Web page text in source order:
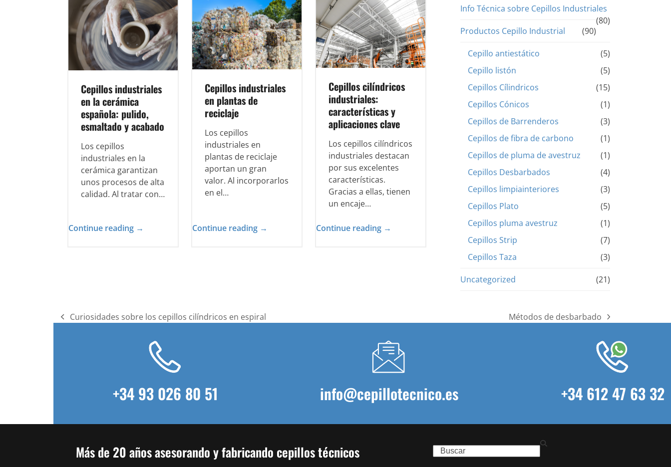
Cepillos industriales
en la cerámica
española: pulido,
esmaltado y acabado
Los cepillos
industriales en la
cerámica garantizan
unos procesos de alta
calidad. Al tratar con…
Continue reading →
Cepillos industriales
en plantas de
reciclaje
Los cepillos
industriales en
plantas de reciclaje
aportan un gran
valor. Al incorporarlos
en el…
Continue reading →
Cepillos cilíndricos
industriales:
características y
aplicaciones clave
Los cepillos cilíndricos
industriales destacan
por sus excelentes
características.
Gracias a ellas, tienen
un encaje…
Continue reading →
Info Técnica sobre Cepillos Industriales
(80)
Productos Cepillo Industrial
(90)
Cepillo antiestático
(5)
Cepillo listón
(5)
Cepillos Cílindricos
(15)
Cepillos Cónicos
(1)
Cepillos de Barrenderos
(3)
Cepillos de fibra de carbono
(1)
Cepillos de pluma de avestruz
(1)
Cepillos Desbarbados
(4)
Cepillos limpiainteriores
(3)
Cepillos Plato
(5)
Cepillos pluma avestruz
(1)
Cepillos Strip
(7)
Cepillos Taza
(3)
Uncategorized (21)
previous
Curiosidades sobre los cepillos cilíndricos en espiral
next
Métodos de desbarbado
+34 93 026 80 51 info@cepillotecnico.es +34 612 47 63 32
Más de 20 años asesorando y fabricando cepillos técnicos Search